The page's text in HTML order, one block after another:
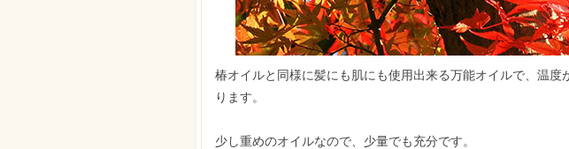
椿オイルと同様に髪にも肌にも使用出来る万能オイルで、温
ります。
少し重めのオイルなので、少量でも充分です。